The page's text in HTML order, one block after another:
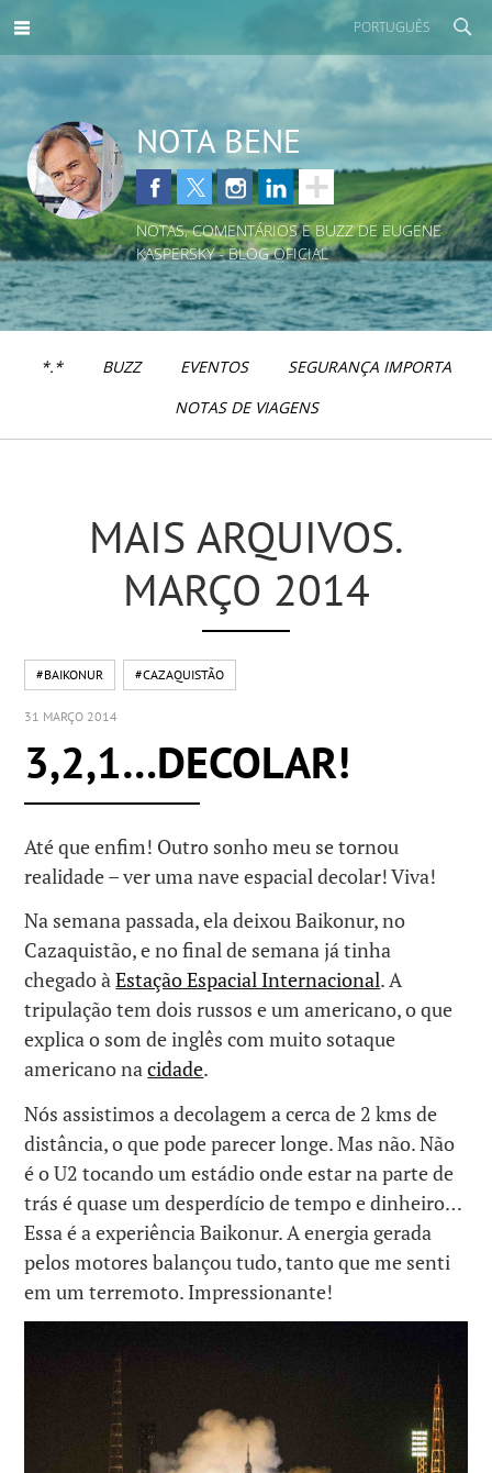
PORTUGUÊS
NOTA BENE
NOTAS, COMENTÁRIOS E BUZZ DE EUGENE
KASPERSKY - BLOG OFICIAL
*.* BUZZ EVENTOS
SEGURANÇA IMPORTA
NOTAS DE VIAGENS
MAIS ARQUIVOS.
MARÇO 2014
#BAIKONUR #CAZAQUISTÃO
31 MARÇO 2014
3,2,1…DECOLAR!
Até que enfim! Outro sonho meu se tornou
realidade – ver uma nave espacial decolar! Viva!
Na semana passada, ela deixou Baikonur, no
Cazaquistão, e no final de semana já tinha
chegado àEstação Espacial Internacional. A
tripulação tem dois russos e um americano, o que
explica o som de inglês com muito sotaque
americano nacidade.
Nós assistimos a decolagem a cerca de 2 kms de
distância, o que pode parecer longe. Mas não. Não
é o U2 tocando um estádio onde estar na parte de
trás é quase um desperdício de tempo e dinheiro…
Essa é a experiência Baikonur. A energia gerada
pelos motores balançou tudo, tanto que me senti
em um terremoto. Impressionante!